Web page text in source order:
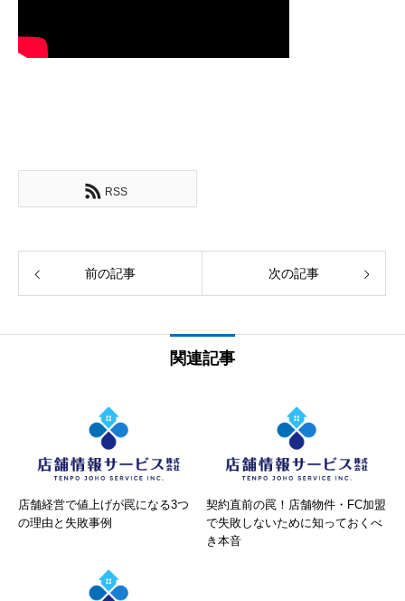
RSS
前の記事 次の記事
関連記事
店舗経営で値上げが罠になる3つ
の理由と失敗事例
契約直前の罠！店舗物件・FC加盟
で失敗しないために知っておくべ
き本音